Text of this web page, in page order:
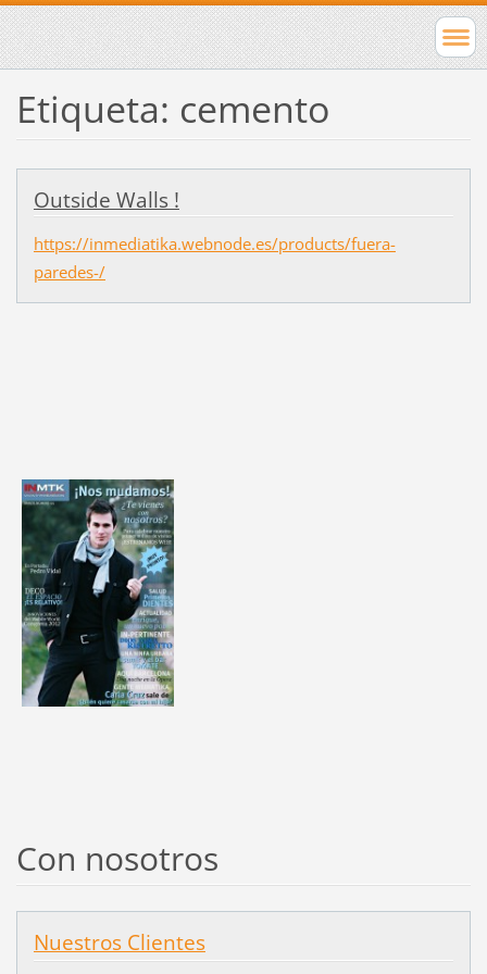
Etiqueta: cemento
Outside Walls !
https://inmediatika.webnode.es/products/fuera-
paredes-/
Con nosotros
Nuestros Clientes